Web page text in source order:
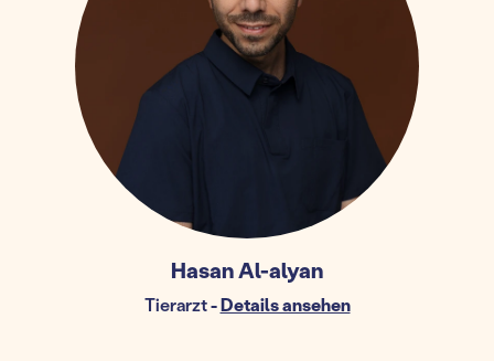
Hasan Al-alyan
Tierarzt-Details ansehen